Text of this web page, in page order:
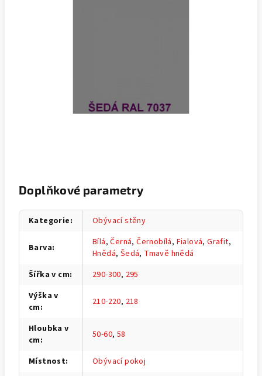
Doplňkové parametry
Kategorie: Obývací stěny
Barva: Bílá,Černá,Černobílá, Fialová,Grafit,
Hnědá, Šedá, Tmavě hnědá
Šířka v cm: 290-300, 295
Výška v
cm: 210-220, 218
Hloubka v
cm: 50-60, 58
Místnost: Obývací pokoj